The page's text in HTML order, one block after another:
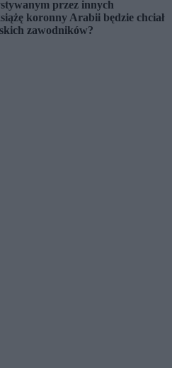
przez innych
koronny Arabii będzie chciał
zawodników?